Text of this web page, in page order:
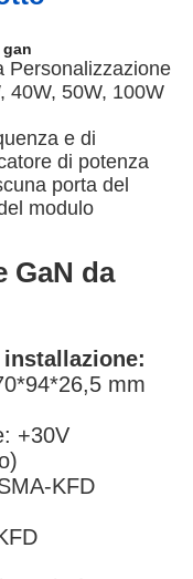
gan
Personalizzazione
40W, 50W, 100W
e di
di potenza
porta del
modulo
GaN da
mm
+30V
KFD